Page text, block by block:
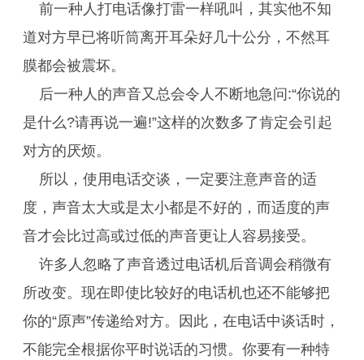
前一种人打电话像打雷一样吼叫，其实他不知
道对方早已将听筒离开耳朵好几十公分，不然耳
膜都会被震坏。
后一种人的声音又总会令人不断地急问:“你说的
是什么?请再说一遍!”这样的次数多了肯定会引起
对方的厌烦。
所以，使用电话交谈，一定要注意声音的适
度，声音太大或是太小都是不好的，而适度的声
音才会比过高或过低的声音更让人容易接受。
许多人忽略了声音透过电话机后音调会稍微有
所改变。现在即使比较好的电话机也还不能够把
你的“原声”传递给对方。因此，在电话中谈话时，
不能完全根据你平时说话的习惯。你要有一种特